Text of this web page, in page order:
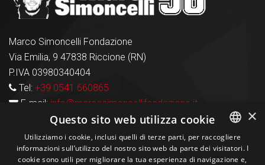
Marco Simoncelli Fondazione
Via Emilia, 9 47838 Riccione (RN)
P.IVA 03980340404
Tel: +39 0541 660865
E-mail: info@marcosimoncellifondazione.it
Carte Accettate
ITALIAN
×
Questo sito web utilizza cookie
Utilizziamo i cookie, inclusi quelli di terze parti, per raccogliere
informazioni sull’utilizzo del nostro sito web da parte dei visitatori. I
cookie sono utili per migliorare la tua esperienza di navigazione e,